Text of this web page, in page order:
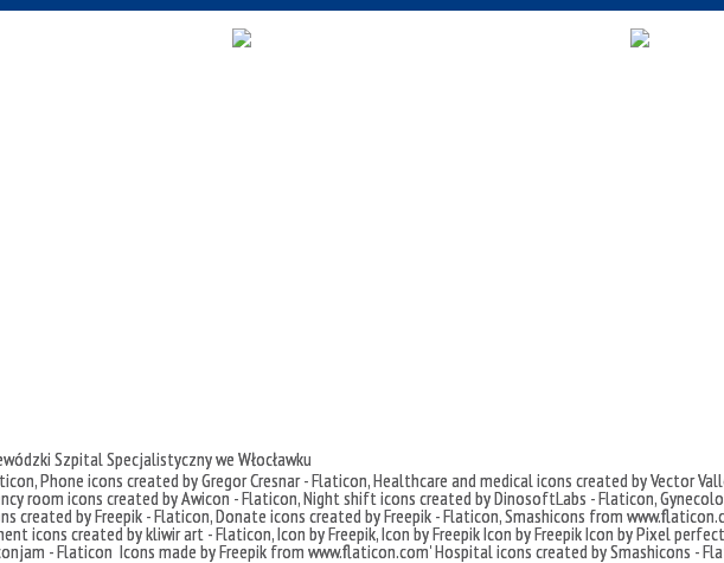
Szpital Specjalistyczny we Włocławku
,Phone icons created by Gregor Cresnar - Flaticon,Healthcare and medical icons created by Vector
room icons created by Awicon - Flaticon,Night shift icons created by DinosoftLabs - Flaticon,
created by Freepik - Flaticon,Donate icons created by Freepik - Flaticon,Smashicons from
icons created by kliwir art - Flaticon,Icon by Freepik,Icon by FreepikIcon by FreepikIcon by Pixel perfect
- Flaticon Icons made byFreepik from www.flaticon.com'Hospital icons created by Smashicons -